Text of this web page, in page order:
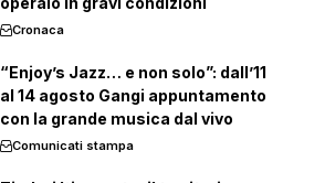
Cronaca
“Enjoy’s Jazz… e non solo”: dall’11
al 14 agosto Gangi appuntamento
con la grande musica dal vivo
Comunicati stampa